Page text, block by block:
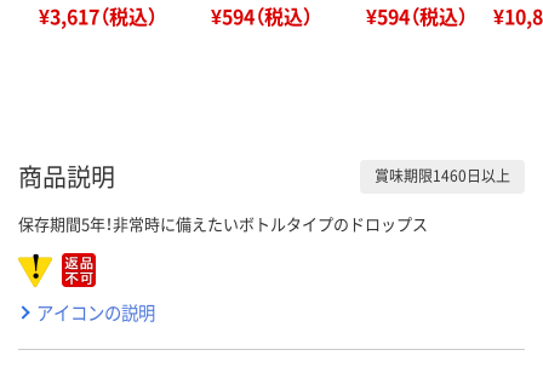
¥3,617（税込） ¥594（税込） ¥594（税込）
商品説明 賞味期限1460日以上
保存期間5年！非常時に備えたいボトルタイプのドロップス
アイコンの説明